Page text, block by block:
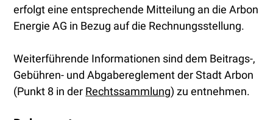
erfolgt eine entsprechende Mitteilung an die Arbon
Energie AG in Bezug auf die Rechnungsstellung.
Weiterführende Informationen sind dem Beitrags-,
Gebühren- und Abgabereglement der Stadt Arbon
(Punkt 8 in der Rechtssammlung) zu entnehmen.